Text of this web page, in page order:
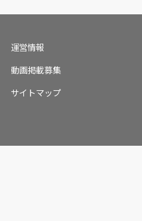
運営情報
動画掲載募集
サイトマップ